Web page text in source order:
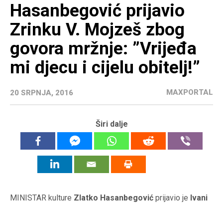
Hasanbegović prijavio
Zrinku V. Mojzeš zbog
govora mržnje: ”Vrijeđa
mi djecu i cijelu obitelj!”
20 SRPNJA, 2016 MAXPORTAL
Širi dalje
MINISTAR kulture Zlatko Hasanbegović prijavio je Ivani